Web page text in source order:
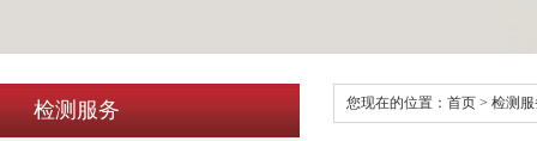
检测服务 您现在的位置： 首页 > 检测